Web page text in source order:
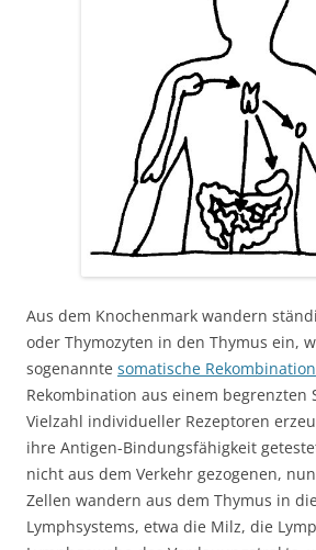
Aus dem Knochenmark wandern
oder Thymozyten in den Thymus ein,
sogenannte somatische Rekombination
Rekombination aus einem begrenzten
Vielzahl individueller Rezeptoren
ihre Antigen-Bindungsfähigkeit
nicht aus dem Verkehr gezogenen,
Zellen wandern aus dem Thymus in
Lymphsystems, etwa die Milz, die